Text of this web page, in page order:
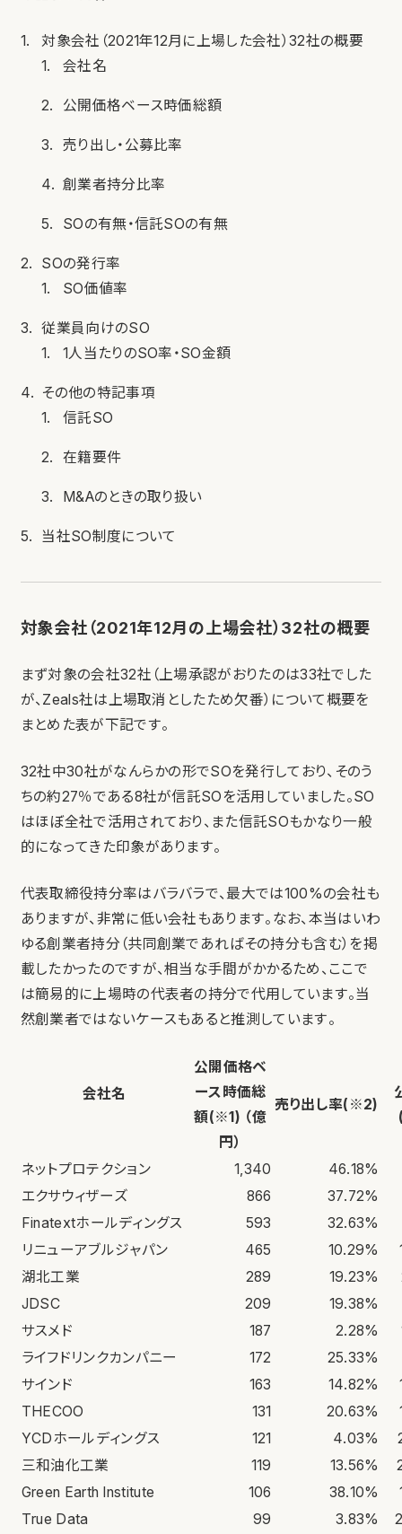
対象会社（2021年12月に上場した会社）32社の概要
会社名
公開価格ベース時価総額
売り出し・公募比率
創業者持分比率
SOの有無・信託SOの有無
SOの発行率
SO価値率
従業員向けのSO
1人当たりのSO率・SO金額
その他の特記事項
信託SO
在籍要件
M&Aのときの取り扱い
当社SO制度について
対象会社（2021年12月の上場会社）32社の概要
まず対象の会社32社（上場承認がおりたのは33社でした
が、Zeals社は上場取消としたため欠番）について概要を
まとめた表が下記です。
32社中30社がなんらかの形でSOを発行しており、そのう
ちの約27％である8社が信託SOを活用していました。SO
はほぼ全社で活用されており、また信託SOもかなり一般
的になってきた印象があります。
代表取締役持分率はバラバラで、最大では100%の会社も
ありますが、非常に低い会社もあります。なお、本当はいわ
ゆる創業者持分（共同創業であればその持分も含む）を掲
載したかったのですが、相当な手間がかかるため、ここで
は簡易的に上場時の代表者の持分で代用しています。当
然創業者ではないケースもあると推測しています。
会社名
公開価格ベ
ース時価総
額(※1) （億
円）
売り出し率(※2)
ネットプロテクション 1,340
46.18%
エクサウィザーズ
866
37.72%
Finatextホールディングス
593
32.63%
リニューアブルジャパン
465 10.29%
湖北工業
289 19.23%
JDSC
209
19.38%
サスメド
187 2.28%
ライフドリンクカンパニー
172
25.33%
サインド
163 14.82%
THECOO
131 20.63%
YCDホールディングス
121 4.03%
三和油化工業
119 13.56%
Green Earth Institute
106 38.10%
True Data
99 3.83%